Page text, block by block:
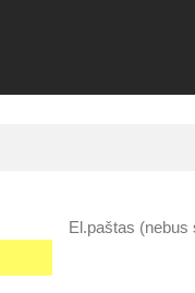
El.paštas